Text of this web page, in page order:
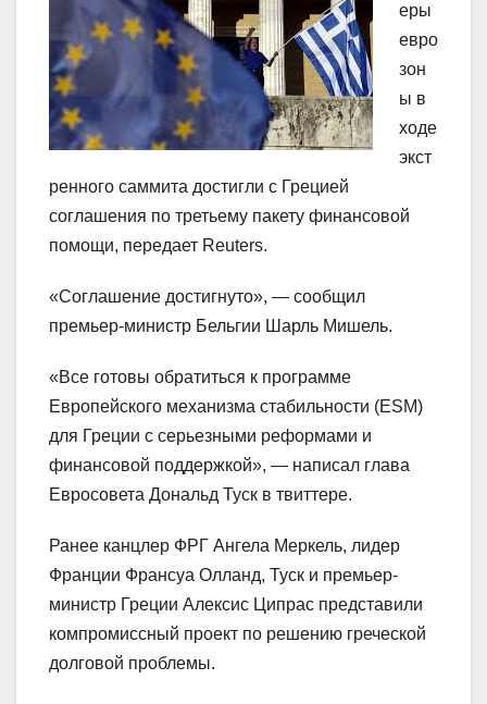
еры
евро
зон
ы в
ходе
экст
ренного саммита достигли с Грецией
соглашения по третьему пакету финансовой
помощи, передает Reuters.
«Соглашение достигнуто», — сообщил
премьер-министр Бельгии Шарль Мишель.
«Все готовы обратиться к программе
Европейского механизма стабильности (ESM)
для Греции с серьезными реформами и
финансовой поддержкой», — написал глава
Евросовета Дональд Туск в твиттере.
Ранее канцлер ФРГ Ангела Меркель, лидер
Франции Франсуа Олланд, Туск и премьер-
министр Греции Алексис Ципрас представили
компромиссный проект по решению греческой
долговой проблемы.